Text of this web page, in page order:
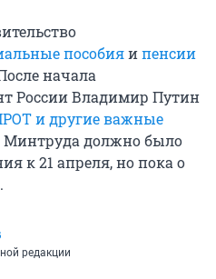
пособияипенсии
начала
России Владимир Путин
и другие важные
Минтруда должно было
к 21 апреля, но пока о
редакции